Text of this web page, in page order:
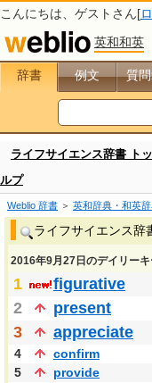
こんにちは、 ゲスト さん[
英和和英
辞書 例文 質
ライフサイエンス辞書 ト
ルプ
Weblio 辞書 ＞ 英和辞典・和英
ライフサイエンス辞
2016年9月27日のデイリー
1
figurative
2
present
3
appreciate
4
confirm
5
provide